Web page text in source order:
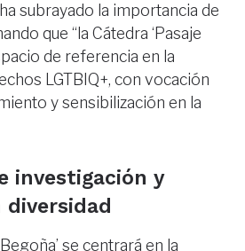
subrayado la importancia de
que “la Cátedra ‘Pasaje
de referencia en la
LGTBIQ+, con vocación
y sensibilización en la
investigación y
Begoña’ se centrará en la